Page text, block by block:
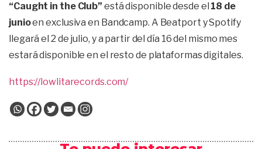
“Caught in the Club” está disponible desde el 18 de
junioen exclusiva en Bandcamp. A Beatport y Spotify
llegará el 2 de julio, y a partir del día 16 del mismo mes
estará disponible en el resto de plataformas digitales.
https://lowlitarecords.com/